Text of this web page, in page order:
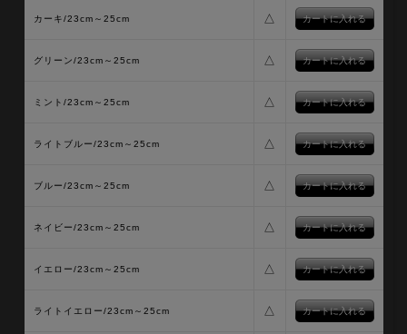
カーキ/23cm～25cm △
グリーン/23cm～25cm △
ミント/23cm～25cm △
ライトブルー/23cm～25cm △
ブルー/23cm～25cm △
ネイビー/23cm～25cm △
イエロー/23cm～25cm △
ライトイエロー/23cm～25cm △